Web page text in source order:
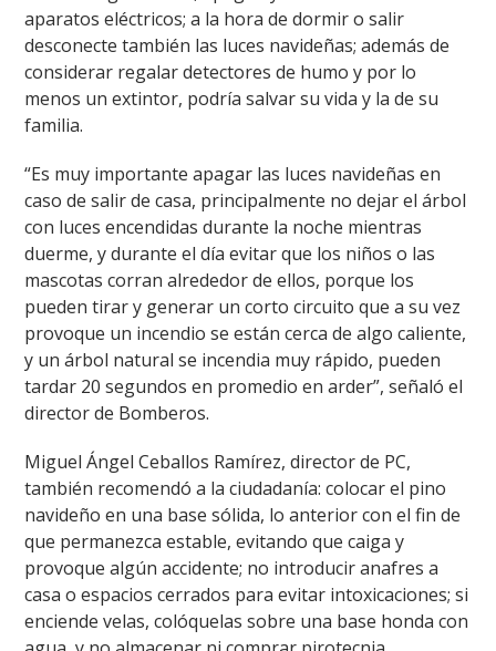
aparatos eléctricos; a la hora de dormir o salir
desconecte también las luces navideñas; además de
considerar regalar detectores de humo y por lo
menos un extintor, podría salvar su vida y la de su
familia.
“Es muy importante apagar las luces navideñas en
caso de salir de casa, principalmente no dejar el árbol
con luces encendidas durante la noche mientras
duerme, y durante el día evitar que los niños o las
mascotas corran alrededor de ellos, porque los
pueden tirar y generar un corto circuito que a su vez
provoque un incendio se están cerca de algo caliente,
y un árbol natural se incendia muy rápido, pueden
tardar 20 segundos en promedio en arder”, señaló el
director de Bomberos.
Miguel Ángel Ceballos Ramírez, director de PC,
también recomendó a la ciudadanía: colocar el pino
navideño en una base sólida, lo anterior con el fin de
que permanezca estable, evitando que caiga y
provoque algún accidente; no introducir anafres a
casa o espacios cerrados para evitar intoxicaciones; si
enciende velas, colóquelas sobre una base honda con